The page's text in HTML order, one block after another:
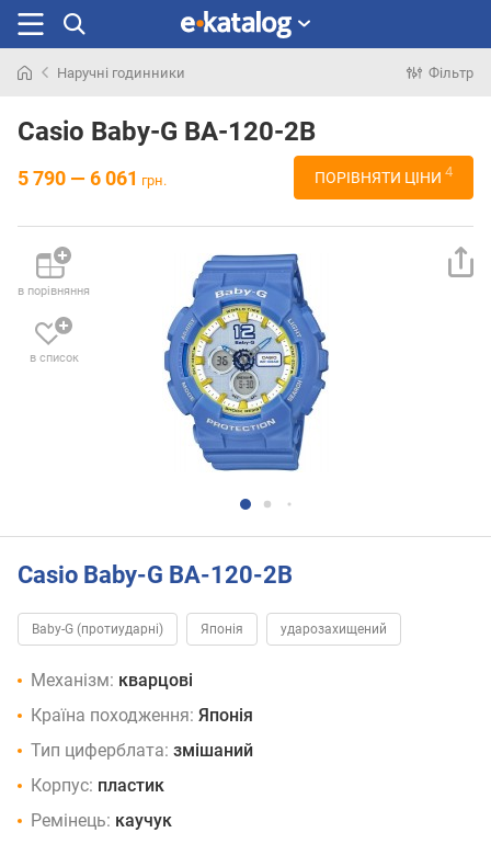
раніше
Наручні годинники Фільтр
Casio Baby-G BA-120-2B
5 790 — 6 061 грн. ПОРІВНЯТИ ЦІНИ 4
в порівняння
в список
Casio Baby-G BA-120-2B
Baby-G (протиударні) Японія ударозахищений
Механізм: кварцові
Країна походження: Японія
Тип циферблата: змішаний
Корпус: пластик
Ремінець: каучук